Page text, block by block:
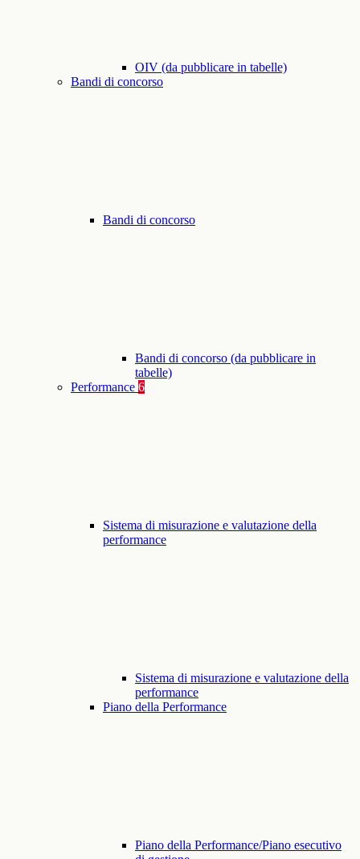
OIV (da pubblicare in tabelle)
Bandi di concorso
Bandi di concorso
Bandi di concorso (da pubblicare in
tabelle)
Performance 6
Sistema di misurazione e valutazione della
performance
Sistema di misurazione e valutazione della
performance
Piano della Performance
Piano della Performance/Piano esecutivo